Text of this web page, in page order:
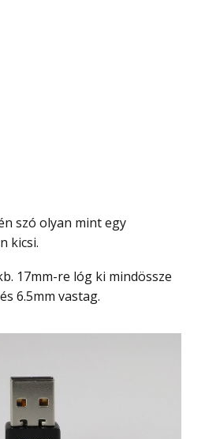
kicsi.
6.5mm vastag.